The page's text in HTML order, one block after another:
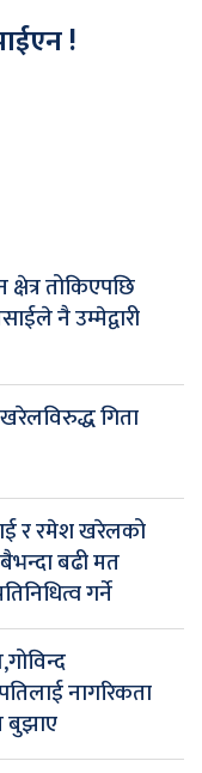
!
तोकिएपछि
नै उम्मेद्वारी
गिता
र रमेश खरेलको
बढी मत
गर्ने
नागरिकता
बुझाए